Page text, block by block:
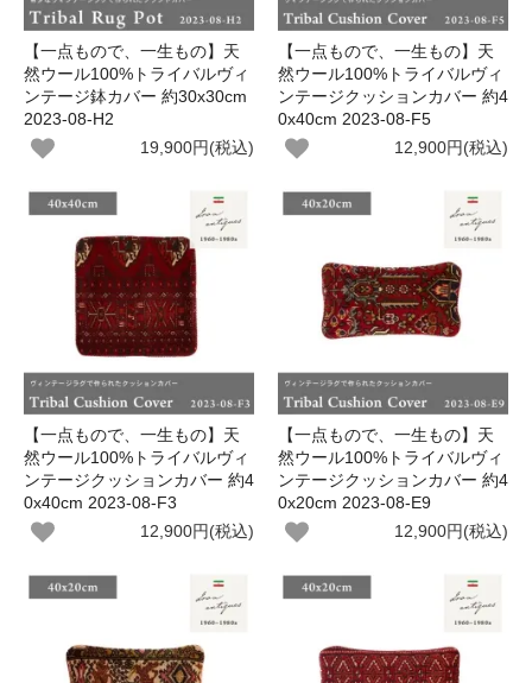
【一点もので、一生もの】天
然ウール100%トライバルヴィ
ンテージ鉢カバー 約30x30cm
2023-08-H2
19,900円(税込)
【一点もので、一生もの】天
然ウール100%トライバルヴィ
ンテージクッションカバー 約4
0x40cm 2023-08-F5
12,900円(税込)
【一点もので、一生もの】天
然ウール100%トライバルヴィ
ンテージクッションカバー 約4
0x40cm 2023-08-F3
12,900円(税込)
【一点もので、一生もの】天
然ウール100%トライバルヴィ
ンテージクッションカバー 約4
0x20cm 2023-08-E9
12,900円(税込)